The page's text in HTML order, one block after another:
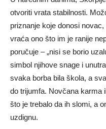
otvoriti vrata stabilnosti.
priznanje koje donosi
vraća ono što im je ranije
poručuje – „nisi se borio
simbol njihove snage i
svaka borba bila škola, a
do trijumfa. Novčana karma
što je trebalo da ih slomi, a
uzdignu.